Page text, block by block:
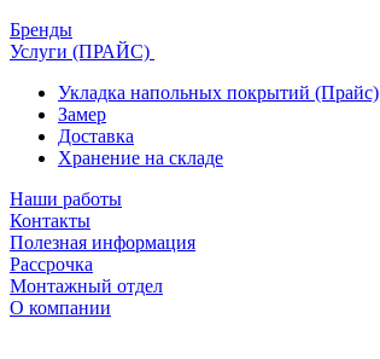
Бренды
Услуги (ПРАЙС)
Укладка напольных покрытий (Прайс)
Замер
Доставка
Хранение на складе
Наши работы
Контакты
Полезная информация
Рассрочка
Монтажный отдел
О компании